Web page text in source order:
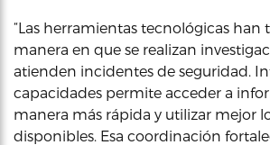
“Las herramientas tecnológicas han
manera en que se realizan
atienden incidentes de seguridad.
capacidades permite acceder a
manera más rápida y utilizar mejor
disponibles. Esa coordinación